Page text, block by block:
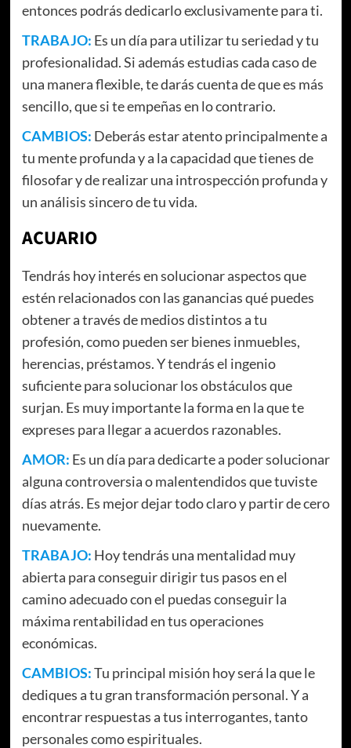
entonces podrás dedicarlo exclusivamente para ti.
TRABAJO: Es un día para utilizar tu seriedad y tu
profesionalidad. Si además estudias cada caso de
una manera flexible, te darás cuenta de que es más
sencillo, que si te empeñas en lo contrario.
CAMBIOS: Deberás estar atento principalmente a
tu mente profunda y a la capacidad que tienes de
filosofar y de realizar una introspección profunda y
un análisis sincero de tu vida.
ACUARIO
Tendrás hoy interés en solucionar aspectos que
estén relacionados con las ganancias qué puedes
obtener a través de medios distintos a tu
profesión, como pueden ser bienes inmuebles,
herencias, préstamos. Y tendrás el ingenio
suficiente para solucionar los obstáculos que
surjan. Es muy importante la forma en la que te
expreses para llegar a acuerdos razonables.
AMOR: Es un día para dedicarte a poder solucionar
alguna controversia o malentendidos que tuviste
días atrás. Es mejor dejar todo claro y partir de cero
nuevamente.
TRABAJO: Hoy tendrás una mentalidad muy
abierta para conseguir dirigir tus pasos en el
camino adecuado con el puedas conseguir la
máxima rentabilidad en tus operaciones
económicas.
CAMBIOS:Tu principal misión hoy será la que le
dediques a tu gran transformación personal. Y a
encontrar respuestas a tus interrogantes, tanto
personales como espirituales.